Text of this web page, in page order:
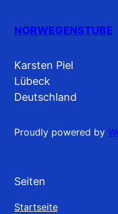
NORWEGENSTUBE
Karsten Piel
Lübeck
Deutschland
Proudly powered by
Seiten
Startseite